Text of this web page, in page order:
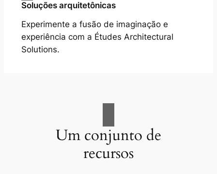
Soluções arquitetônicas
Experimente a fusão de imaginação e
experiência com a Études Architectural
Solutions.
Um conjunto de
recursos